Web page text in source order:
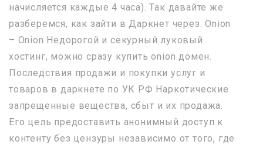
начисляется каждые 4 часа). Так давайте же
разберемся, как зайти в Даркнет через. Onion
– Onion Недорогой и секурный луковый
хостинг, можно сразу купить onion домен.
Последствия продажи и покупки услуг и
товаров в даркнете по УК РФ Наркотические
запрещенные вещества, сбыт и их продажа.
Его цель предоставить анонимный доступ к
контенту без цензуры независимо от того, где